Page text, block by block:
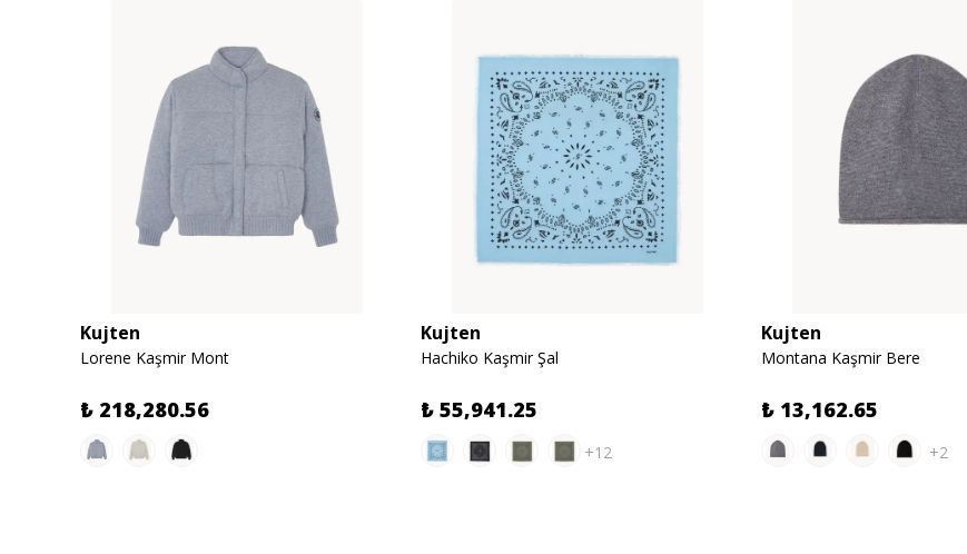
Kujten
Lorene Kaşmir Mont
₺ 218,280.56
Kujten
Hachiko Kaşmir Şal
₺ 55,941.25
+12
Kujten
Montana Kaşmir Bere
₺ 13,162.65
+2